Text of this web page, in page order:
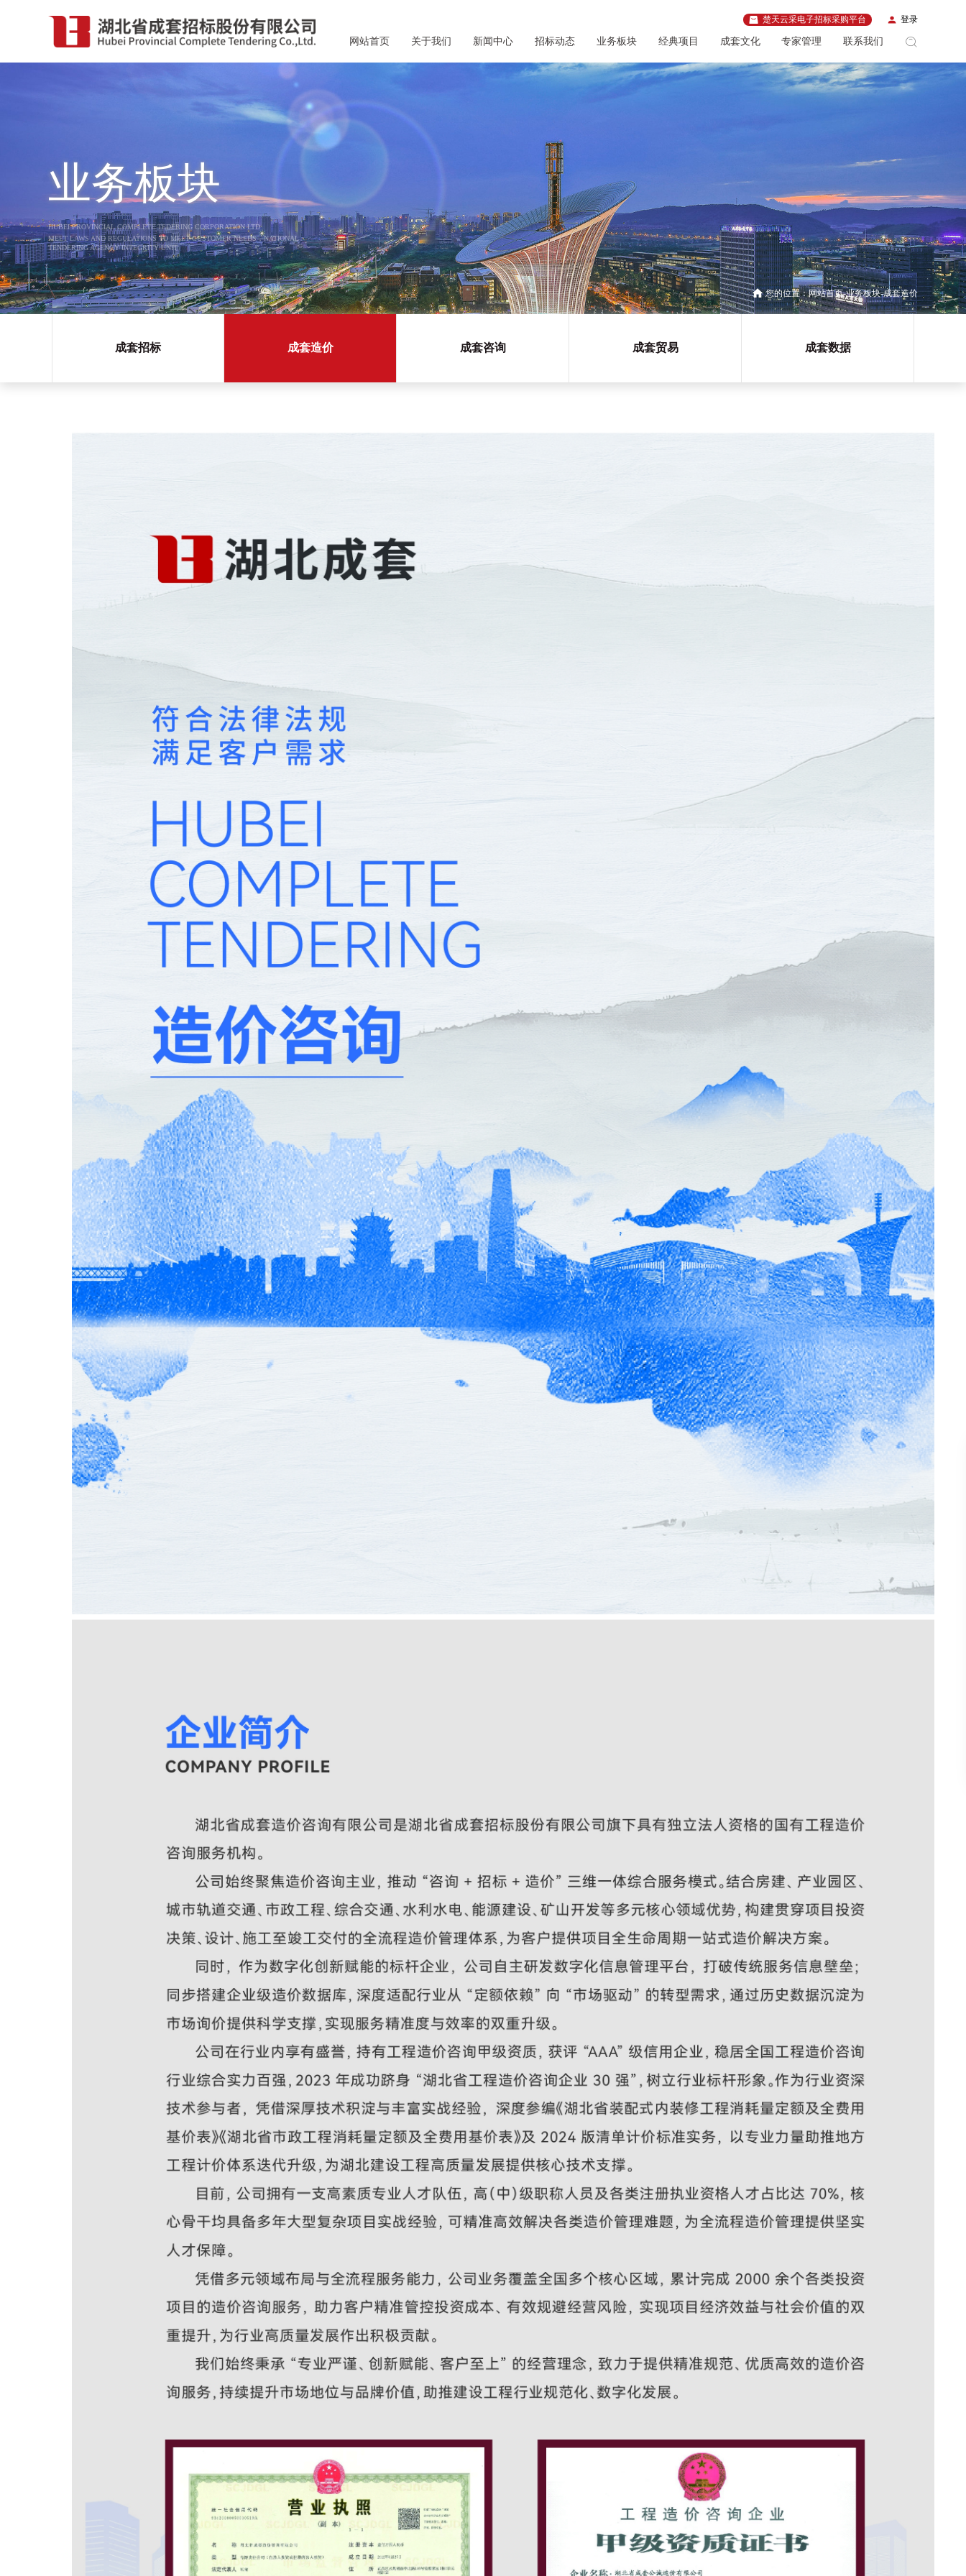
楚天云采电子招标采购平台 登录
网站首页 关于我们 新闻中心 招标动态 业务板块 经典项目 成套文化 专家管理 联系我们
业务板块
HUBEI PROVINCIAL COMPLETE TEDERING CORPORATION LTD
MEET LAWS AND REGULATIONS TO MEET CUSTOMER NEEDS，NATIONAL
TENDERING AGENCY INTEGRITY UNIT
您的位置：网站首页 业务板块 成套造价
成套招标 成套造价 成套咨询 成套贸易 成套数据